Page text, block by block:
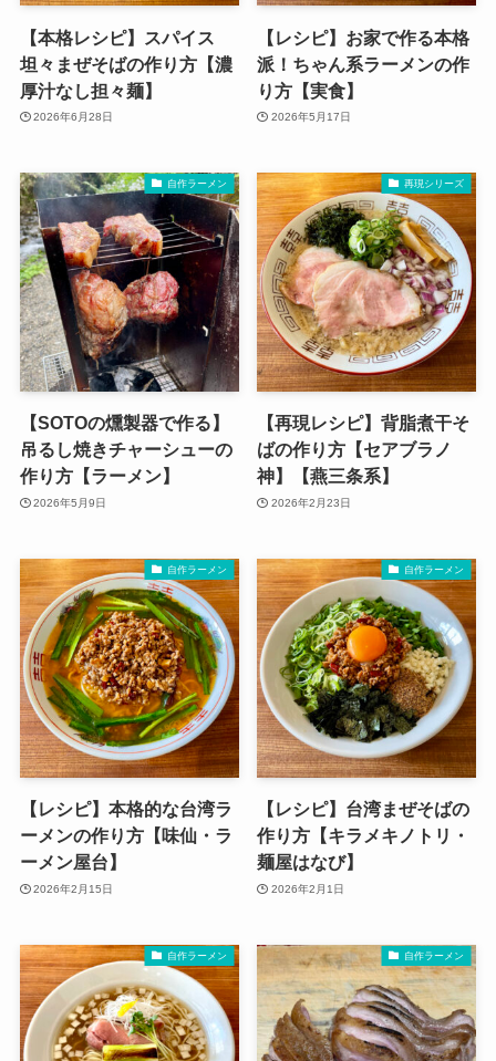
【本格レシピ】スパイス
坦々まぜそばの作り方【濃
厚汁なし担々麺】
2026年6月28日
【レシピ】お家で作る本格
派！ちゃん系ラーメンの作
り方【実食】
2026年5月17日
自作ラーメン
【SOTOの燻製器で作る】
吊るし焼きチャーシューの
作り方【ラーメン】
2026年5月9日
再現シリーズ
【再現レシピ】背脂煮干そ
ばの作り方【セアブラノ
神】【燕三条系】
2026年2月23日
自作ラーメン
【レシピ】本格的な台湾ラ
ーメンの作り方【味仙・ラ
ーメン屋台】
2026年2月15日
自作ラーメン
【レシピ】台湾まぜそばの
作り方【キラメキノトリ・
麺屋はなび】
2026年2月1日
自作ラーメン 自作ラーメン